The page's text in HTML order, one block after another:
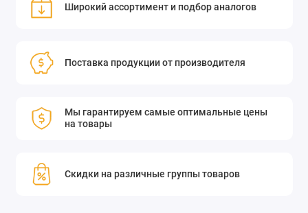
Широкий ассортимент и подбор аналогов
Поставка продукции от производителя
Мы гарантируем самые оптимальные цены
на товары
Скидки на различные группы товаров